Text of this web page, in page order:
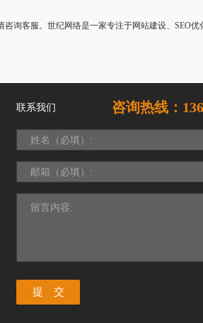
客服。世纪网络是一家专注于网站建设、SEO优
联系我们 咨询热线：
姓名（必填）:
邮箱（必填）:
留言内容: